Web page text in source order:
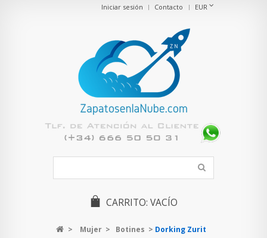
EUR
Contacto
Iniciar sesión
CARRITO: VACÍO
> Mujer > Botines > Dorking Zurit